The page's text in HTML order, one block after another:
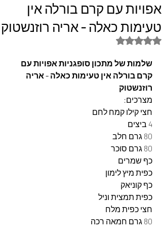
אפויות עם קרם בורלה אין
טעימות כאלה - אריה רוזנשטוק
דירוג של NaN מתוך 5 כוכבים
שלמות של מתכון סופגניות אפויות עם
קרם בורלה אין טעימות כאלה - אריה
רוזנשטוק
מצרכים:
חצי קילו קמח לחם
4 ביצים
80 גרם חלב
80 גרם סוכר
כף שמרים
כפית מיץ לימון
כף קוניאק
כפית תמצית וניל
חצי כפית מלח
80 גרם חמאה רכה